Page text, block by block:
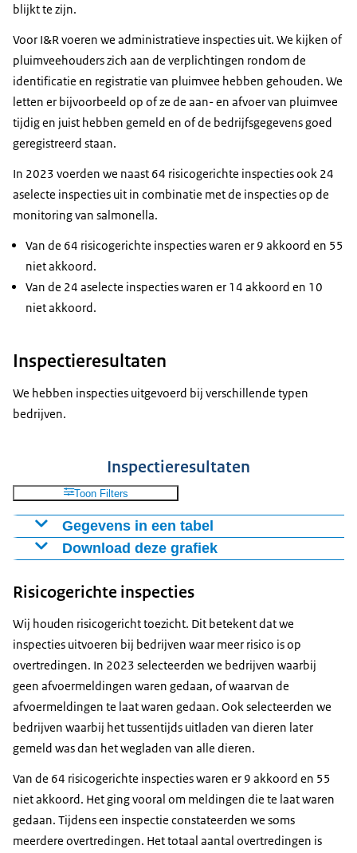
blijkt te zijn.
Voor I&R voeren we administratieve inspecties uit. We kijken of
pluimveehouders zich aan de verplichtingen rondom de
identificatie en registratie van pluimvee hebben gehouden. We
letten er bijvoorbeeld op of ze de aan- en afvoer van pluimvee
tijdig en juist hebben gemeld en of de bedrijfsgegevens goed
geregistreerd staan.
In 2023 voerden we naast 64 risicogerichte inspecties ook 24
aselecte inspecties uit in combinatie met de inspecties op de
monitoring van salmonella.
Van de 64 risicogerichte inspecties waren er 9 akkoord en 55
niet akkoord.
Van de 24 aselecte inspecties waren er 14 akkoord en 10
niet akkoord.
Inspectieresultaten
We hebben inspecties uitgevoerd bij verschillende typen
bedrijven.
Inspectieresultaten
Toon Filters
Gegevens in een tabel
Soort pluimvee
Opfok leghennen
Opfok ouderdieren leg
Opfok vleeskuikenouderdieren
Vleeskuikens
7
37
Vleeseenden
0
7
Vleeskalkoenen
2 2
Download deze grafiek
Download CSV-bestand
Risicogerichte inspecties
Wij houden risicogericht toezicht. Dit betekent dat we
inspecties uitvoeren bij bedrijven waar meer risico is op
overtredingen. In 2023 selecteerden we bedrijven waarbij
geen afvoermeldingen waren gedaan, of waarvan de
afvoermeldingen te laat waren gedaan. Ook selecteerden we
bedrijven waarbij het tussentijds uitladen van dieren later
gemeld was dan het wegladen van alle dieren.
Van de 64 risicogerichte inspecties waren er 9 akkoord en 55
niet akkoord. Het ging vooral om meldingen die te laat waren
gedaan. Tijdens een inspectie constateerden we soms
meerdere overtredingen. Het totaal aantal overtredingen is